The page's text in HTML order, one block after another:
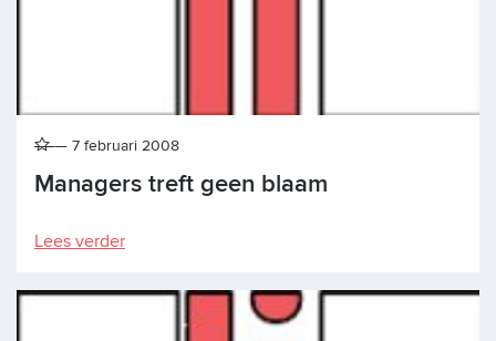
Managers treft geen blaam
7 februari 2008
Lees verder